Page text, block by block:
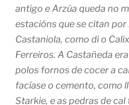
antigo e Arzúa queda no
estacións que se citan
Castaniola, como di o
Ferreiros. A Castañeda
polos fornos de cocer a
facíase o cemento, como
Starkie, e as pedras de